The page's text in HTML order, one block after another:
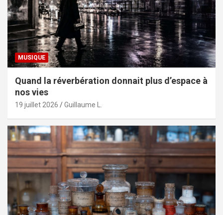
MUSIQUE
Quand la réverbération donnait plus d’espace à
nos vies
19 juillet 2026 Guillaume L.